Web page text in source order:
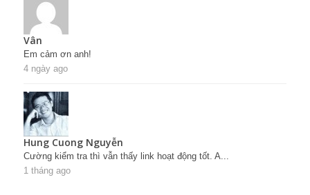
Vân
Em cảm ơn anh!
4 ngày ago
Hung Cuong Nguyễn
Cường kiểm tra thì vẫn thấy link hoạt động tốt. A...
1 tháng ago